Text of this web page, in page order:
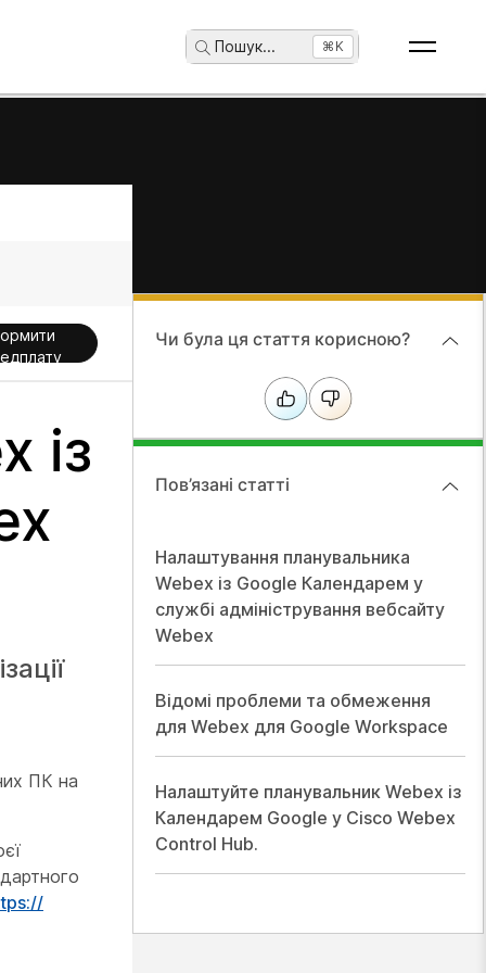
Пошук... ⌘K
із
ПК на
​/​
Чи була ця стаття корисною?
Пов’язані статті
Налаштування планувальника
Webex із Google Календарем у
службі адміністрування вебсайту
Webex
Відомі проблеми та обмеження
для Webex для Google Workspace
Налаштуйте планувальник Webex із
Календарем Google у Cisco Webex
Control Hub.